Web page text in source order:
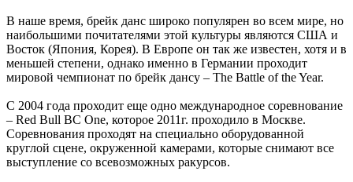
В наше время, брейк данс широко популярен во всем мире, но
наибольшими почитателями этой культуры являются США и
Восток (Япония, Корея). В Европе он так же известен, хотя и в
меньшей степени, однако именно в Германии проходит
мировой чемпионат по брейк дансу – The Battle of the Year.
С 2004 года проходит еще одно международное соревнование
– Red Bull BC One, которое 2011г. проходило в Москве.
Соревнования проходят на специально оборудованной
круглой сцене, окруженной камерами, которые снимают все
выступление со всевозможных ракурсов.